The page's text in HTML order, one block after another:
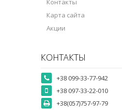
Контакты
Карта сайта
Акции
КОНТАКТЫ
+38 099-33-77-942
+38 097-33-22-010
+38(057)757-97-79